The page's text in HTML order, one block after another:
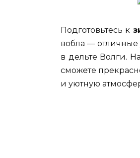
Подготовьтесь к
вобла — отличные
в дельте Волги.
сможете
и уютную